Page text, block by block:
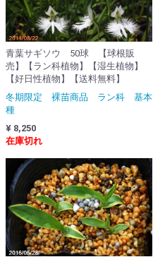
青葉サギソウ 50球 【球根販
売】【ラン科植物】【湿生植物】
【好日性植物】【送料無料】
冬期限定 裸苗商品 ラン科 基本
種
¥ 8,250
在庫切れ